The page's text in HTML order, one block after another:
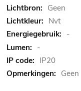
Geen
Nvt
-
-
IP20
Geen